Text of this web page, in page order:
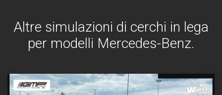
Altre simulazioni di cerchi in lega
per modelli Mercedes-Benz.